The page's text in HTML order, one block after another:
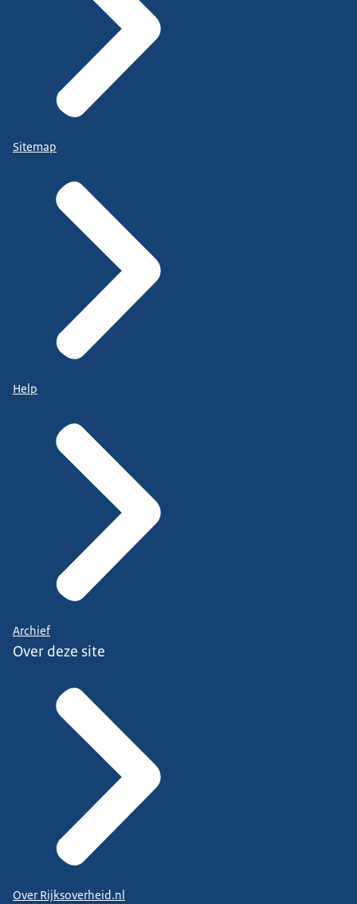
Sitemap
Help
Archief
Over deze site
Over Rijksoverheid.nl